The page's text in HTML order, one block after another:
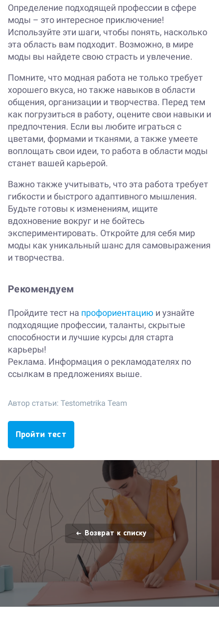
Определение подходящей профессии в сфере
моды – это интересное приключение!
Используйте эти шаги, чтобы понять, насколько
эта область вам подходит. Возможно, в мире
моды вы найдете свою страсть и увлечение.
Помните, что модная работа не только требует
хорошего вкуса, но также навыков в области
общения, организации и творчества. Перед тем
как погрузиться в работу, оцените свои навыки и
предпочтения. Если вы любите играться с
цветами, формами и тканями, а также умеете
воплощать свои идеи, то работа в области моды
станет вашей карьерой.
Важно также учитывать, что эта работа требует
гибкости и быстрого адаптивного мышления.
Будьте готовы к изменениям, ищите
вдохновение вокруг и не бойтесь
экспериментировать. Откройте для себя мир
моды как уникальный шанс для самовыражения
и творчества.
Рекомендуем
Пройдите тест на профориентацию и узнайте
подходящие профессии, таланты, скрытые
способности и лучшие курсы для старта
карьеры!
Реклама. Информация о рекламодателях по
ссылкам в предложениях выше.
Автор статьи: Testometrika Team
Пройти тест
Возврат к списку